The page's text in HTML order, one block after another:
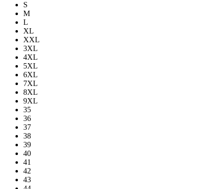
S
M
L
XL
XXL
3XL
4XL
5XL
6XL
7XL
8XL
9XL
35
36
37
38
39
40
41
42
43